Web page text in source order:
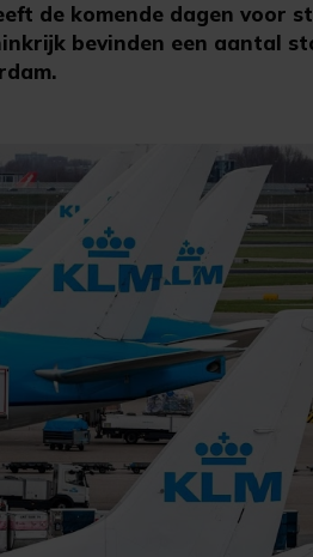
de komende dagen
bevinden een aantal